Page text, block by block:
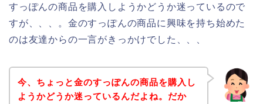
すっぽんの商品を購入しようかどうか迷っているので
すが、、、。金のすっぽんの商品に興味を持ち始めた
のは友達からの一言がきっかけでした、、、
今、ちょっと金のすっぽんの商品を購入し
ようかどうか迷っているんだよね。だか